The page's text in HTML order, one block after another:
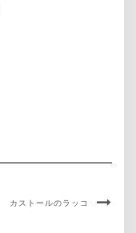
カストールのラッコ